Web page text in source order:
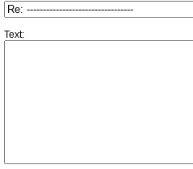
Text: